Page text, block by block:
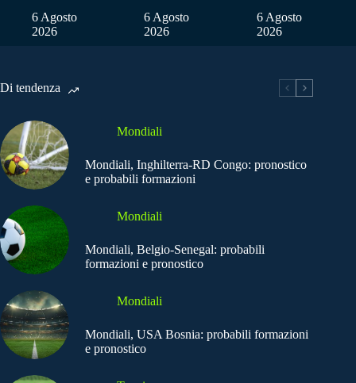
6 Agosto
2026
6 Agosto
2026
6 Agosto
2026
Di tendenza
Mondiali
Mondiali, Inghilterra-RD Congo: pronostico
e probabili formazioni
Mondiali
Mondiali, Belgio-Senegal: probabili
formazioni e pronostico
Mondiali
Mondiali, USA Bosnia: probabili formazioni
e pronostico